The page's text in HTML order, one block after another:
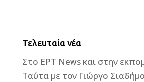
Τελευταία νέα
Στο ΕΡΤ News και στην
Ταύτα με τον Γιώργο